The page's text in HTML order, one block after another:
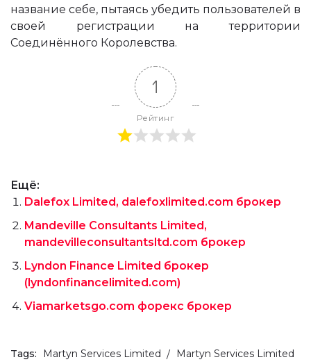
название себе, пытаясь убедить пользователей в
своей регистрации на территории
Соединённого Королевства.
1
Рейтинг
Ещё:
Dalefox Limited, dalefoxlimited.com брокер
Mandeville Consultants Limited,
mandevilleconsultantsltd.com брокер
Lyndon Finance Limited брокер
(lyndonfinancelimited.com)
Viamarketsgo.com форекс брокер
Tags: Martyn Services Limited Martyn Services Limited